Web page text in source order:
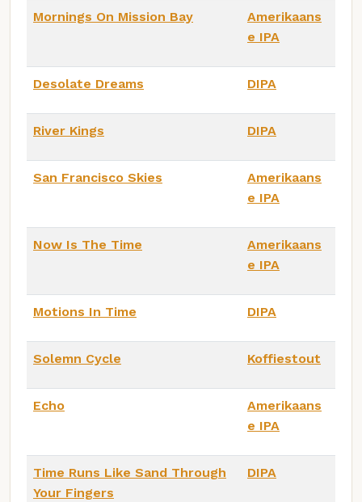
Mornings On Mission Bay
Amerikaans
e IPA
Desolate Dreams DIPA
River Kings DIPA
San Francisco Skies
Amerikaans
e IPA
Now Is The Time
Amerikaans
e IPA
Motions In Time DIPA
Solemn Cycle Koffiestout
Echo
Amerikaans
e IPA
Time Runs Like Sand Through
Your Fingers
DIPA